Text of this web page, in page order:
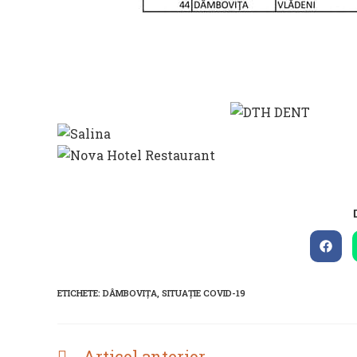
Opens
in
ETICHETE:DÂMBOVIȚA, SITUAȚIE COVID-19